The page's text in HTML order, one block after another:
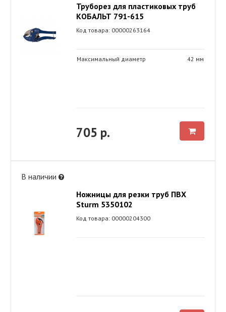
Труборез для пластиковых труб
КОБАЛЬТ 791-615
Код товара: 00000263164
Максимальный диаметр 42 мм
705 р.
В наличии
Ножницы для резки труб ПВХ
Sturm 5350102
Код товара: 00000204300